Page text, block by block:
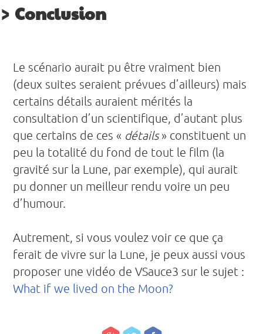
Conclusion
Le scénario aurait pu être vraiment bien
(deux suites seraient prévues d’ailleurs) mais
certains détails auraient mérités la
consultation d’un scientifique, d’autant plus
que certains de ces « détails» constituent un
peu la totalité du fond de tout le film (la
gravité sur la Lune, par exemple), qui aurait
pu donner un meilleur rendu voire un peu
d’humour.
Autrement, si vous voulez voir ce que ça
ferait de vivre sur la Lune, je peux aussi vous
proposer une vidéo de VSauce3 sur le sujet :
What if we lived on the Moon?